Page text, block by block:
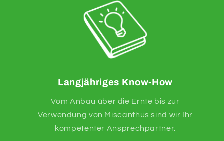
Langjähriges Know-How
Vom Anbau über die Ernte bis zur
Verwendung von Miscanthus sind wir Ihr
kompetenter Ansprechpartner.